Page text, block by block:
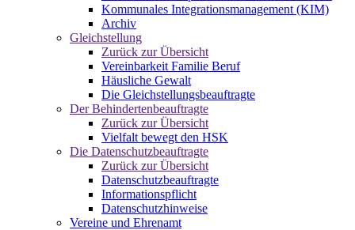
Kommunales Integrationsmanagement (KIM)
Archiv
Gleichstellung
Zurück zur Übersicht
Vereinbarkeit Familie Beruf
Häusliche Gewalt
Die Gleichstellungsbeauftragte
Der Behindertenbeauftragte
Zurück zur Übersicht
Vielfalt bewegt den HSK
Die Datenschutzbeauftragte
Zurück zur Übersicht
Datenschutzbeauftragte
Informationspflicht
Datenschutzhinweise
Vereine und Ehrenamt